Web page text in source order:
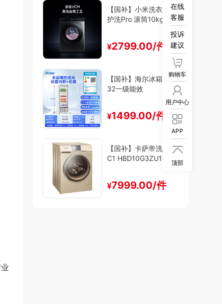
【国补】小米洗衣机精
护洗Pro 滚筒10kg一级
¥2799.00/件
【国补】海尔冰箱SC-2
32一级能效
¥1499.00/件
【国补】卡萨帝洗衣机
C1 HBD10G3ZU1一级
¥7999.00/件
在线
客服
投诉
建议
购物车
用户中心
APP

顶部